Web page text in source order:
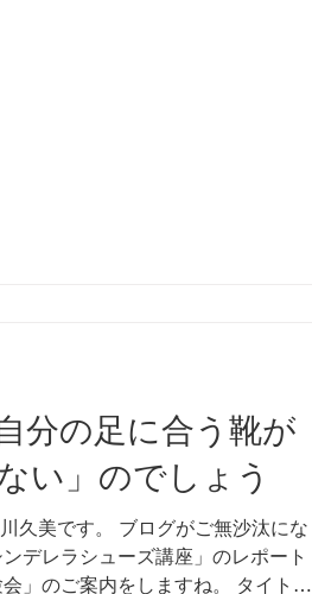
分の足に合う靴が
い」のでしょう
久美です。 ブログがご無沙汰にな
デレラシューズ講座」のレポート
」のご案内をしますね。 タイトル